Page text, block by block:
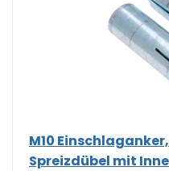
M10
Spreizdübel mit